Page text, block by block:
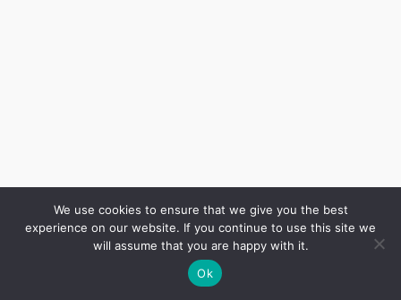
Copyright © 2026 LES ANNALES DES MINES | Powered by Thème WordPress Astra
We use cookies to ensure that we give you the best
experience on our website. If you continue to use this site we
will assume that you are happy with it.
Ok